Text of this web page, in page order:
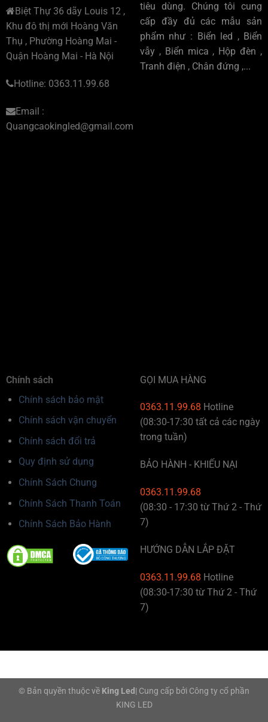
Biệt Thự 36 dãy Louis 12 ,
Khu đô thị mới Hoàng Văn
Thụ , Phường Hoàng Mai -
Quận Hoàng Mai - Hà Nội
Hotline: 0363.11.99.68
Email :
Quangcaokingled@gmail.com
tiêu dùng. Chúng tôi cung
cấp đầy đủ các mẫu sản
phẩm như : Biển led , Biển
vẫy , Biển mica , Hộp đèn ,
Tranh điện , Chân đứng ,...
Chính sách
Chính sách bảo mật
Chính sách vận chuyển
Chính sách đổi trả
Quy định sử dụng
Chính Sách Chung
Chính Sách Thanh Toán
Chính Sách Bảo Hành
GỌI MUA HÀNG
0363.11.99.68 Hotline
(08:30-17:30 tất cả các ngày
trong tuần)
BẢO HÀNH - KHIẾU NẠI
0363.11.99.68
(08:30 - 17:30 từ Thứ 2 - Thứ
7)
HƯỚNG DẪN LẮP ĐẶT
0363.11.99.68 Hotline
(08:30-17:30 từ Thứ 2 - Thứ
7)
© Bản quyền thuộc về King Led | Cung cấp bởi Công ty cổ phần
KING LED